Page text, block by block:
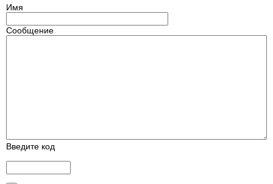
Имя
Сообщение
Введите код